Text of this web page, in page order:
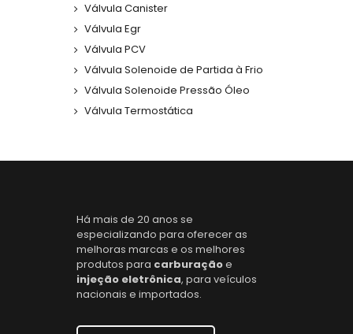
Válvula Canister
Válvula Egr
Válvula PCV
Válvula Solenoide de Partida à Frio
Válvula Solenoide Pressão Óleo
Válvula Termostática
Há mais de 20 anos se
especializando para oferecer as
melhoras marcas e os melhores
produtos para carburaçãoe
injeção eletrônica, para veículos
nacionais e importados.